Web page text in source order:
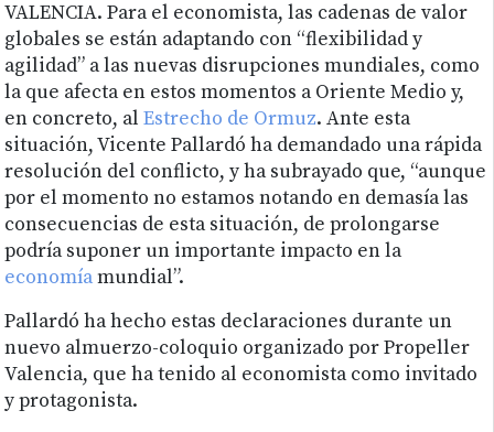
VALENCIA. Para el economista, las cadenas de valor
globales se están adaptando con “flexibilidad y
agilidad” a las nuevas disrupciones mundiales, como
la que afecta en estos momentos a Oriente Medio y,
en concreto, alEstrecho de Ormuz. Ante esta
situación, Vicente Pallardó ha demandado una rápida
resolución del conflicto, y ha subrayado que, “aunque
por el momento no estamos notando en demasía las
consecuencias de esta situación, de prolongarse
podría suponer un importante impacto en la
economíamundial”.
Pallardó ha hecho estas declaraciones durante un
nuevo almuerzo-coloquio organizado por Propeller
Valencia, que ha tenido al economista como invitado
y protagonista.